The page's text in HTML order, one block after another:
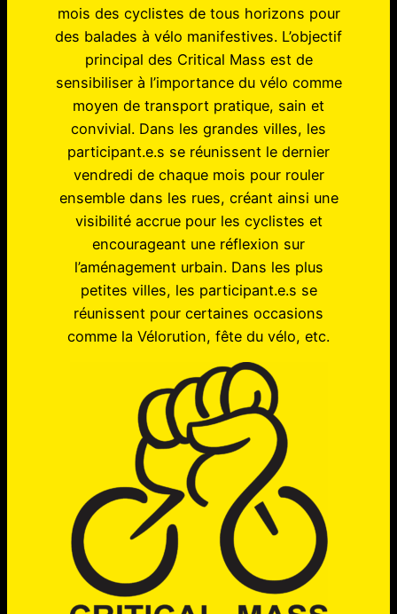
mois des cyclistes de tous horizons pour
des balades à vélo manifestives. L’objectif
principal des Critical Mass est de
sensibiliser à l’importance du vélo comme
moyen de transport pratique, sain et
convivial. Dans les grandes villes, les
participant.e.s se réunissent le dernier
vendredi de chaque mois pour rouler
ensemble dans les rues, créant ainsi une
visibilité accrue pour les cyclistes et
encourageant une réflexion sur
l’aménagement urbain. Dans les plus
petites villes, les participant.e.s se
réunissent pour certaines occasions
comme la Vélorution, fête du vélo, etc.